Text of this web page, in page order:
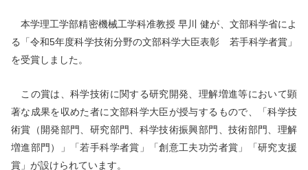
本学理工学部精密機械工学科准教授 早川 健が、文部科学省によ
る「令和5年度科学技術分野の文部科学大臣表彰 若手科学者賞」
を受賞しました。
この賞は、科学技術に関する研究開発、理解増進等において顕
著な成果を収めた者に文部科学大臣が授与するもので、「科学技
術賞（開発部門、研究部門、科学技術振興部門、技術部門、理解
増進部門）」「若手科学者賞」「創意工夫功労者賞」「研究支援
賞」が設けられています。